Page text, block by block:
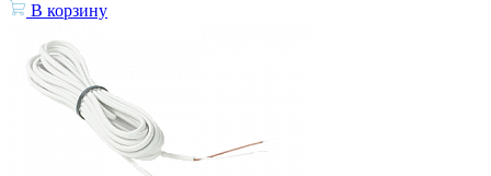
В корзину